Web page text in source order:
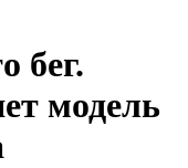
бег.
модель